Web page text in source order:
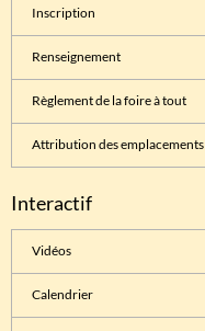
Inscription
Renseignement
Règlement de la foire à tout
Attribution des emplacements
Interactif
Vidéos
Calendrier